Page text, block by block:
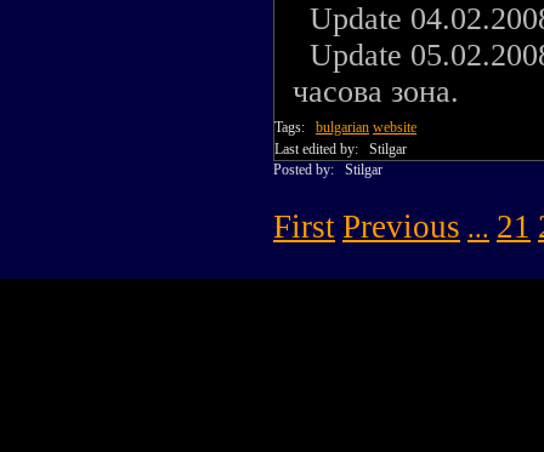
Update
Update
часова зона.
Tags: bulgarian website
Last edited by: Stilgar
Posted by: Stilgar
First Previous ... 21